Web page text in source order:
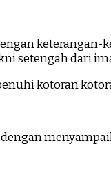
setengah dari
kotoran